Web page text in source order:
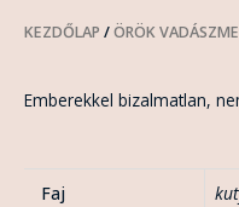
KEZDŐLAP /ÖRÖK
Emberekkel bizalmatlan,
Faj